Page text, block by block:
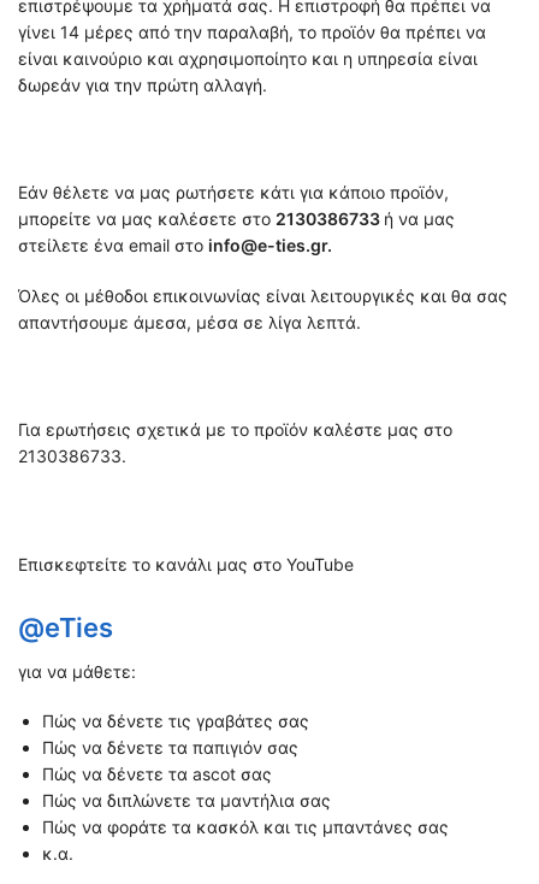
επιστρέψουμε τα χρήματά σας. Η επιστροφή θα πρέπει να
γίνει 14 μέρες από την παραλαβή, το προϊόν θα πρέπει να
είναι καινούριο και αχρησιμοποίητο και η υπηρεσία είναι
δωρεάν για την πρώτη αλλαγή.
Εάν θέλετε να μας ρωτήσετε κάτι για κάποιο προϊόν,
μπορείτε να μας καλέσετε στο 2130386733 ή να μας
στείλετε ένα email στο info@e-ties.gr.
Όλες οι μέθοδοι επικοινωνίας είναι λειτουργικές και θα σας
απαντήσουμε άμεσα, μέσα σε λίγα λεπτά.
Για ερωτήσεις σχετικά με το προϊόν καλέστε μας στο
2130386733.
Επισκεφτείτε το κανάλι μας στο YouTube
@eTies
για να μάθετε:
Πώς να δένετε τις γραβάτες σας
Πώς να δένετε τα παπιγιόν σας
Πώς να δένετε τα ascot σας
Πώς να διπλώνετε τα μαντήλια σας
Πώς να φοράτε τα κασκόλ και τις μπαντάνες σας
κ.α.